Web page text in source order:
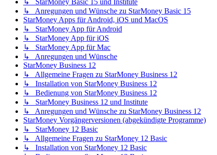
↳ StarMoney Basic 15 und Institute
↳ Anregungen und Wünsche zu StarMoney Basic 15
StarMoney Apps für Android, iOS und MacOS
↳ StarMoney App für Android
↳ StarMoney App für iOS
↳ StarMoney App für Mac
↳ Anregungen und Wünsche
StarMoney Business 12
↳ Allgemeine Fragen zu StarMoney Business 12
↳ Installation von StarMoney Business 12
↳ Bedienung von StarMoney Business 12
↳ StarMoney Business 12 und Institute
↳ Anregungen und Wünsche zu StarMoney Business 12
StarMoney Vorgängerversionen (abgekündigte Programme)
↳ StarMoney 12 Basic
↳ Allgemeine Fragen zu StarMoney 12 Basic
↳ Installation von StarMoney 12 Basic